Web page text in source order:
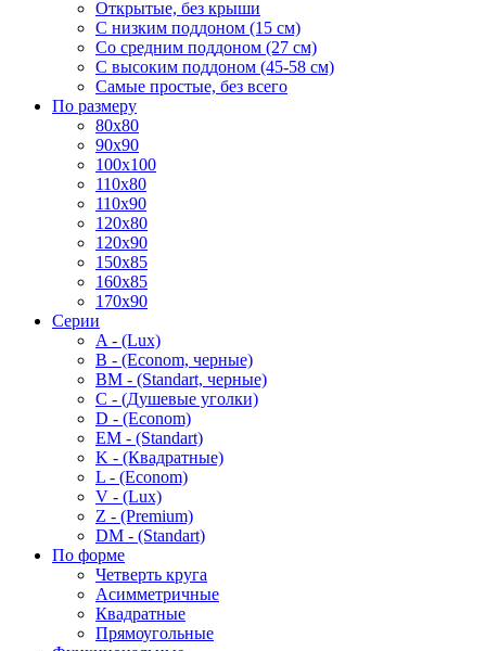
Открытые, без крыши
С низким поддоном (15 см)
Со средним поддоном (27 см)
С высоким поддоном (45-58 см)
Самые простые, без всего
По размеру
80x80
90x90
100x100
110x80
110x90
120x80
120x90
150x85
160x85
170x90
Серии
A - (Lux)
B - (Econom, черные)
BM - (Standart, черные)
C - (Душевые уголки)
D - (Econom)
EM - (Standart)
K - (Квадратные)
L - (Econom)
V - (Lux)
Z - (Premium)
DM - (Standart)
По форме
Четверть круга
Асимметричные
Квадратные
Прямоугольные